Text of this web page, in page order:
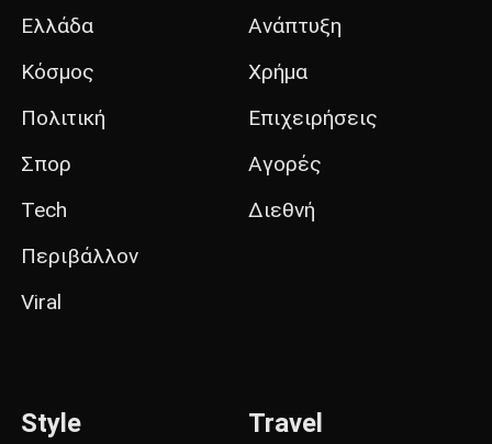
Ελλάδα
Κόσμος
Πολιτική
Σπορ
Tech
Περιβάλλον
Viral
Ανάπτυξη
Χρήμα
Επιχειρήσεις
Αγορές
Διεθνή
Style Travel